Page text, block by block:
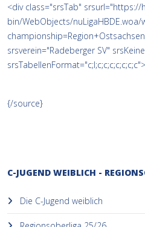
<div class="srsTab" srsurl="https://
bin/WebObjects/nuLigaHBDE.woa/
srsverein="Radeberger SV"
{/source}
C-JUGEND WEIBLICH -
Die C-Jugend weiblich